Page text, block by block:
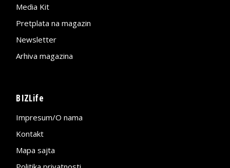
Media Kit
Pretplata na magazin
Newsletter
Arhiva magazina
BIZLife
Impresum/O nama
Kontakt
Mapa sajta